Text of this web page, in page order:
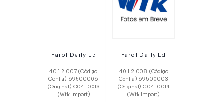
Farol Daily Le
40.1.2.007 (Código
Confia) 69500006
(Original) C04-0013
(Wtk Import)
Farol Daily Ld
40.1.2.008 (Código
Confia) 69500003
(Original) C04-0014
(Wtk Import)